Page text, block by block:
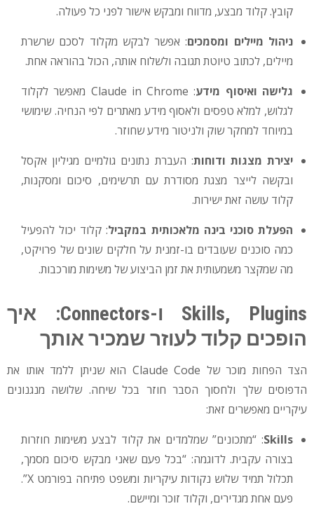
קובץ. קלוד מבצע, מדווח ומבקש אישור לפני כל פעולה.
ניהול מיילים ומסמכים: אפשר לבקש מקלוד לסכם שרשרת
מיילים, לכתוב טיוטת תגובה ולשלוח אותה, הכול בהוראה אחת.
גלישה ואיסוף מידע
: Claude in Chrome מאפשר לקלוד
לגלוש, למלא טפסים ולאסוף מידע מאתרים לפי הנחיה. שימושי
במיוחד למחקר שוק ולניטור מידע שחוזר.
יצירת מצגות ודוחות: העברת נתונים גולמיים מגיליון אקסל
ובקשה לייצר מצגת מסודרת עם תרשימים, סיכום ומסקנות,
קלוד עושה זאת ישירות.
הפעלת סוכני בינה מלאכותית במקביל: קלוד יכול להפעיל
כמה סוכנים שעובדים בו-זמנית על חלקים שונים של פרויקט,
מה שמקצר משמעותית את זמן הביצוע של משימות מורכבות.
Skills, Plugins ו-Connectors: איך
הופכים קלוד לעוזר שמכיר אותך
הצד הפחות מוכר של Claude Code הוא שניתן ללמד אותו את
הדפוסים שלך ולחסוך הסבר חוזר בכל שיחה. שלושה מנגנונים
עיקריים מאפשרים זאת:
Skills: “מתכונים” שמלמדים את קלוד לבצע משימות חוזרות
בצורה עקבית. לדוגמה: “בכל פעם שאני מבקש סיכום מסמך,
תכלול תמיד שלוש נקודות עיקריות ומשפט פתיחה בפורמט X”.
פעם אחת מגדירים, וקלוד זוכר ומיישם.